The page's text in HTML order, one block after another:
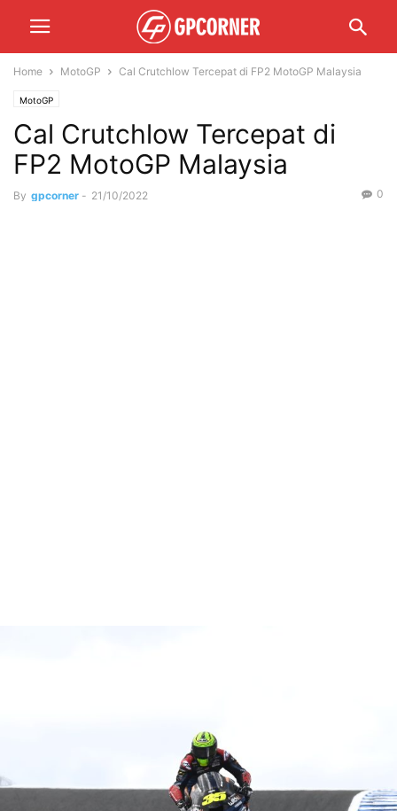
Home MotoGP Cal Crutchlow Tercepat di FP2 MotoGP Malaysia
MotoGP
Cal Crutchlow Tercepat di
FP2 MotoGP Malaysia
By gpcorner - 21/10/2022 0